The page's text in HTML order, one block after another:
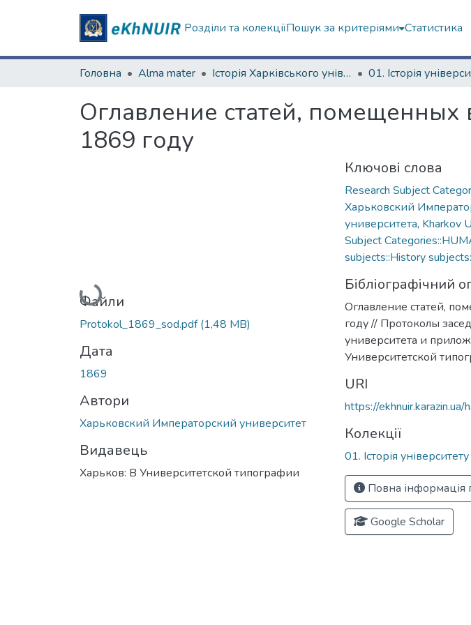
Розділи та колекціїПошук за критеріями Статистика
Головна Alma mater Історія Харківського університету 01. Історія
Оглавление статей,
1869 году
Вантажиться...
Файли
Protokol_1869_sod.pdf(1,48 MB)
Дата
1869
Автори
Харьковский Императорский университет
Видавець
Харьков: В Университетской типографии
Ключові слова
Research Subject
Харьковский
университета, Kharkov
Subject
subjects::History
Бібліографічний
Оглавление статей,
году // Протоколы
университета и
Университетской
URI
https://
Колекції
01. Історія університету
Повна інформація
Google Scholar